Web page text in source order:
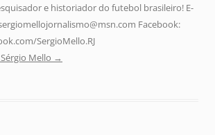
e historiador do futebol brasileiro! E-
Facebook:
SergioMello.RJ
Mello →